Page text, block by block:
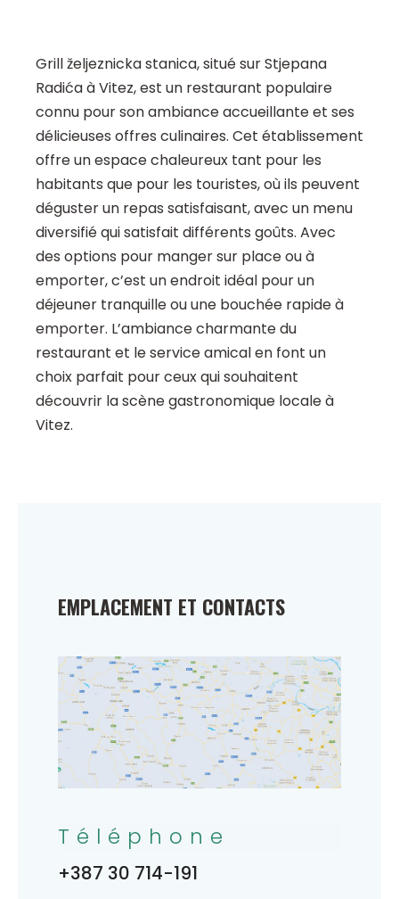
Grill željeznicka stanica, situé sur Stjepana
Radića à Vitez, est un restaurant populaire
connu pour son ambiance accueillante et ses
délicieuses offres culinaires. Cet établissement
offre un espace chaleureux tant pour les
habitants que pour les touristes, où ils peuvent
déguster un repas satisfaisant, avec un menu
diversifié qui satisfait différents goûts. Avec
des options pour manger sur place ou à
emporter, c’est un endroit idéal pour un
déjeuner tranquille ou une bouchée rapide à
emporter. L’ambiance charmante du
restaurant et le service amical en font un
choix parfait pour ceux qui souhaitent
découvrir la scène gastronomique locale à
Vitez.
EMPLACEMENT ET CONTACTS
Téléphone
+387 30 714-191